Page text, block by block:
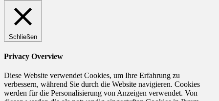
Schließen
Privacy Overview
Diese Website verwendet Cookies, um Ihre Erfahrung zu
verbessern, während Sie durch die Website navigieren. Cookies
werden für die Personalisierung von Anzeigen verwendet. Von